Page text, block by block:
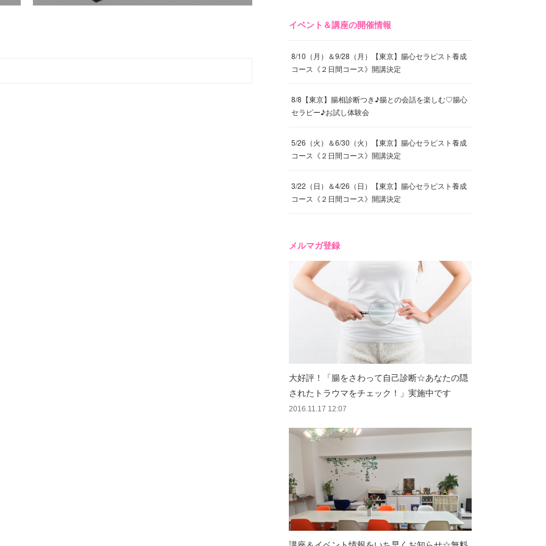
イベント＆講座の開催情報
8/10（月）＆9/28（月）【東京】腸心セラピスト養成
コース《２日間コース》開講決定
8/8【東京】腸相診断つき♪腸との会話を楽しむ♡腸心
セラピー♪お試し体験会
5/26（火）＆6/30（火）【東京】腸心セラピスト養成
コース《２日間コース》開講決定
3/22（日）＆4/26（日）【東京】腸心セラピスト養成
コース《２日間コース》開講決定
メルマガ登録
大好評！「腸をさわって自己診断☆あなたの隠
されたトラウマをチェック！」実施中です
2016.11.17 12:07